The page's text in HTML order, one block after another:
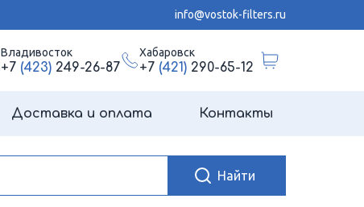
info@vostok-filters.ru
Владивосток
+7 (423)249-26-87
Хабаровск
+7 (421)290-65-12
Доставка и оплата Контакты